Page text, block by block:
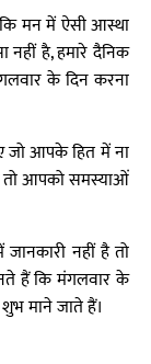
मन में ऐसी आस्था
नहीं है, हमारे दैनिक
के दिन करना
जो आपके हित में ना
तो आपको समस्याओं
नहीं है तो
हैं कि मंगलवार के
माने जाते हैं।